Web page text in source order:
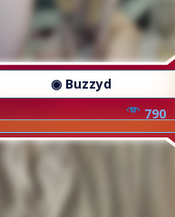
◉ Buzzyd
790